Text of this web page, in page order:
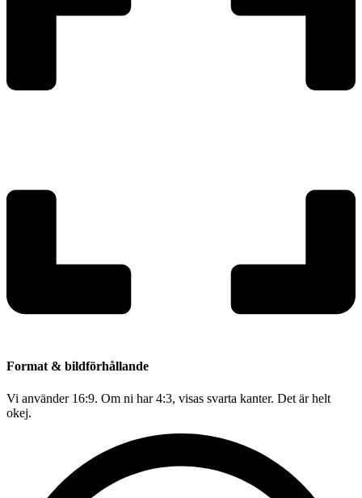
Format & bildförhållande
Vi använder 16:9. Om ni har 4:3, visas svarta kanter. Det är helt
okej.